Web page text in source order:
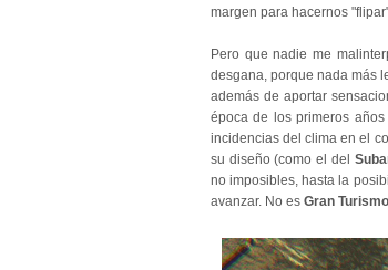
margen para hacernos
Pero que nadie me
desgana, porque nada más
además de aportar
época de los primeros
incidencias del clima en el
su diseño (como el del
no imposibles, hasta la
avanzar. No es Gran Turismo